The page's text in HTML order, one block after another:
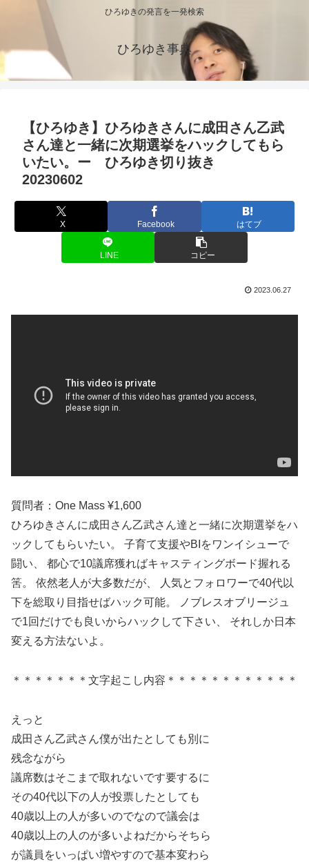
ひろゆきの発言を一発検索
ひろゆき事典
【ひろゆき】ひろゆきさんに成田さん乙武
さん達と一緒に次期選挙をハックしてもら
いたい。ー ひろゆき切り抜き
20230602
X Facebook はてブ
LINE コピー
2023.06.27
質問者：One Mass ¥1,600
ひろゆきさんに成田さん乙武さん達と一緒に次期選挙をハ
ックしてもらいたい。 子育て支援やBIをワンイシューで
闘い、 都心で10議席獲ればキャスティングボード握れる
筈。 依然老人が大多数だが、 人気とフォロワーで40代以
下を総取り目指せばハック可能。 ノブレスオブリージュ
で1回だけでも良いからハックして下さい、 それしか日本
変える方法ないよ。
＊＊＊＊＊＊＊文字起こし内容＊＊＊＊＊＊＊＊＊＊＊＊
えっと
成田さん乙武さん僕が出たとしても別に
残念ながら
議席数はそこまで取れないです要するに
その40代以下の人が投票したとしても
40歳以上の人が多いのでなので議会は
40歳以上の人のが多いよねだからそちら
が議員をいっぱい増やすので基本変わら